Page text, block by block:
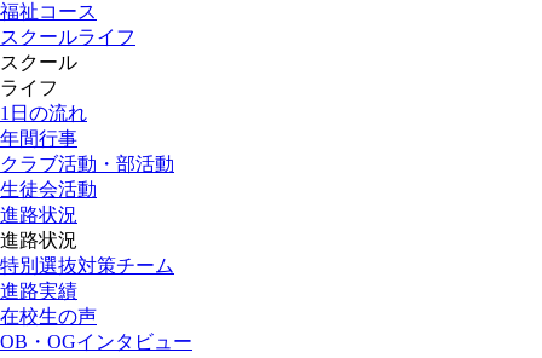
福祉コース
スクールライフ
スクール
ライフ
1日の流れ
年間行事
クラブ活動・部活動
生徒会活動
進路状況
進路状況
特別選抜対策チーム
進路実績
在校生の声
OB・OGインタビュー